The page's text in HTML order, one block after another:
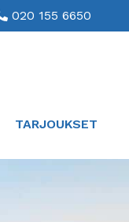
020 155 6650
TARJOUKSET